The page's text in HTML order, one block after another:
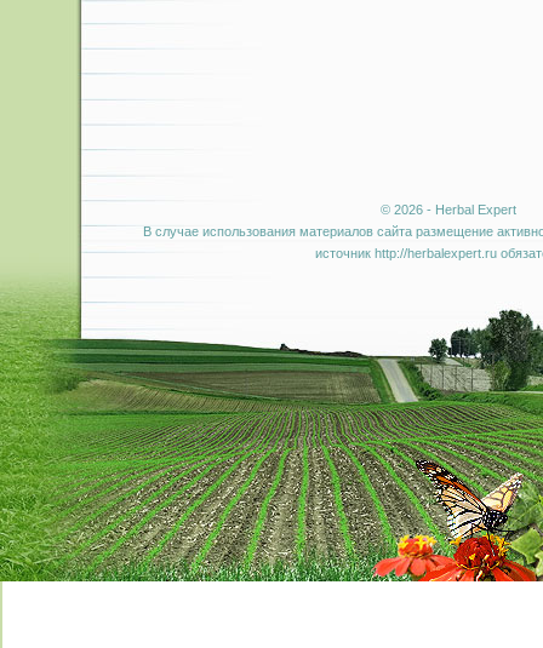
© 2026 - Herbal Expert
В случае использования материалов сайта размещение
источник http://herbalexpert.ru